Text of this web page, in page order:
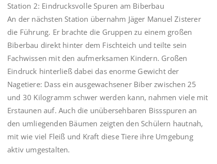
Station 2: Eindrucksvolle Spuren am Biberbau
An der nächsten Station übernahm Jäger Manuel Zisterer
die Führung. Er brachte die Gruppen zu einem großen
Biberbau direkt hinter dem Fischteich und teilte sein
Fachwissen mit den aufmerksamen Kindern. Großen
Eindruck hinterließ dabei das enorme Gewicht der
Nagetiere: Dass ein ausgewachsener Biber zwischen 25
und 30 Kilogramm schwer werden kann, nahmen viele mit
Erstaunen auf. Auch die unübersehbaren Bissspuren an
den umliegenden Bäumen zeigten den Schülern hautnah,
mit wie viel Fleiß und Kraft diese Tiere ihre Umgebung
aktiv umgestalten.